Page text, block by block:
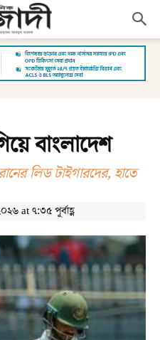
বাংলাদেশ
লিড টাইগারদের, হাতে
at ৭:৩৫ পূর্বাহ্ণ